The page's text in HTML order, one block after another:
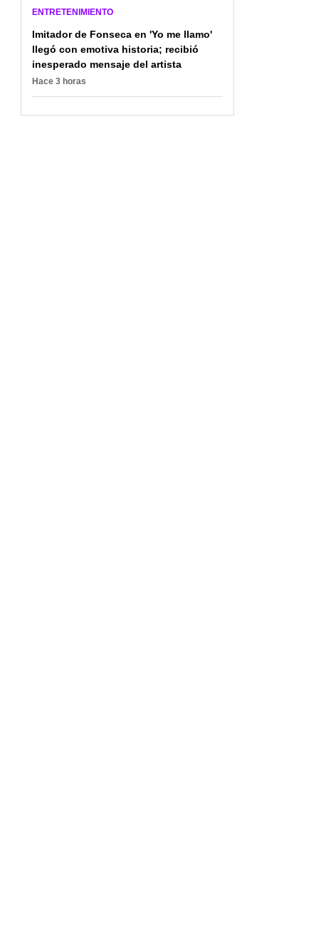
ENTRETENIMIENTO
Imitador de Fonseca en 'Yo me llamo'
llegó con emotiva historia; recibió
inesperado mensaje del artista
Hace 3 horas